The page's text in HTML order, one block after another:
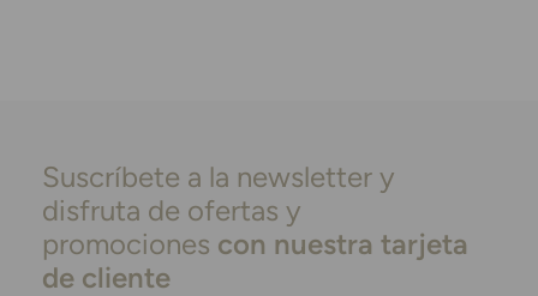
Suscríbete a la newsletter y
disfruta de ofertas y
promociones con nuestra tarjeta
de cliente